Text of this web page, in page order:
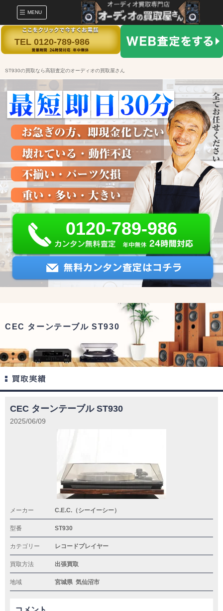
MENU
TEL 0120-789-986
ST930の買取なら高額査定のオーディオの買取屋さん
0120-789-986
CEC ターンテーブル ST930
CEC ターンテーブル ST930
2025/06/09
メーカー C.E.C.（シーイーシー）
型番 ST930
カテゴリー レコードプレイヤー
買取方法 出張買取
地域 宮城県 気仙沼市